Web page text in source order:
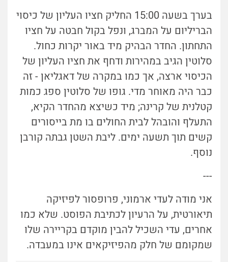
בערך בשעה 15:00 החליק חציו העליון של כיסוי
הבריליום על המברג, ונפל בקול חבטה על חציו
התחתון. החדר הבהיק מיד באור יקרות כחול.
סלוטין הגיב במהירות ודחף את חציו העליון של
הכיסוי ארצה, אך כמו במקרה של דאגליאן - זה
כבר היה מאוחר מדי. גופו של סלוטין ספג כמות
קטלנית של קרינה; מיד כשיצא מהחדר הקיא,
התעלף והובהל לבית החולים בו מת בייסורים
קשים תוך תשעה ימים. ליבת השטן גבתה קורבן
נוסף.
---
אני מודה לעדי ארמוני, פרופסור לפיזיקה
תיאורטית, על הרעיון לכתיבת הפוסט. שלא כמו
אחרים, עדי השכיל להבין מוקדם בקריירה שלו
שמקומם של חלק מהפיזיקאים אינו במעבדה.